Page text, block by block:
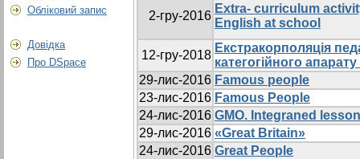
Обліковий запис
Довідка
Про DSpace
2-гру-2016
Extra- curriculum
English at school
12-гру-2018
Eкстракорполяція
категогійного
29-лис-2016 Famous people
23-лис-2016 Famous People
24-лис-2016 GMO. Integraned lesson
29-лис-2016 «Great Britain»
24-лис-2016 Great People